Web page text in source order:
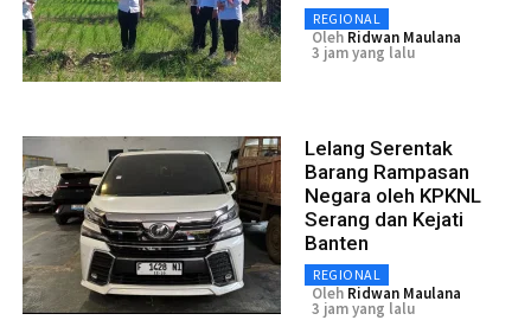
REGIONAL
Oleh Ridwan Maulana
3 jam yang lalu
Lelang Serentak
Barang Rampasan
Negara oleh KPKNL
Serang dan Kejati
Banten
REGIONAL
Oleh Ridwan Maulana
3 jam yang lalu